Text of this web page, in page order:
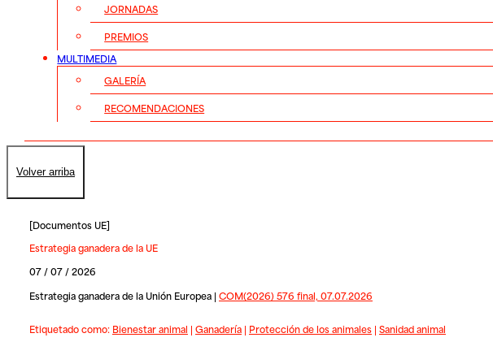
JORNADAS
PREMIOS
MULTIMEDIA
GALERÍA
RECOMENDACIONES
Volver arriba
[Documentos UE]
Estrategia ganadera de la UE
07 / 07 / 2026
Estrategia ganadera de la Unión Europea | COM(2026) 576 final, 07.07.2026
Etiquetado como: Bienestar animal | Ganadería| Protección de los animales| Sanidad animal